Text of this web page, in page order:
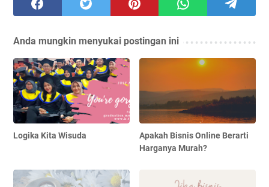
Anda mungkin menyukai postingan ini
Logika Kita Wisuda
Apakah Bisnis Online Berarti
Harganya Murah?